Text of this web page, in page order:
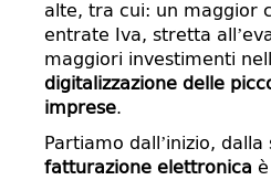
alte, tra cui: un maggior
entrate Iva, stretta
maggiori investimenti
digitalizzazione delle
imprese.
Partiamo dall’inizio,
fatturazione elettronica